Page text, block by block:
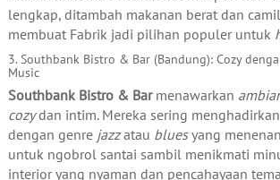
lengkap, ditambah makanan berat dan
membuat Fabrik jadi pilihan populer untuk
3. Southbank Bistro & Bar (Bandung): Cozy
Music
Southbank Bistro & Barmenawarkan
cozydan intim. Mereka sering menghadirkan
dengan genre jazzatau bluesyang
untuk ngobrol santai sambil menikmati
interior yang nyaman dan pencahayaan